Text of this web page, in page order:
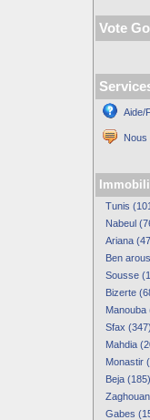
Vote
Aide/
Nous
Tunis
Nabeul
Ariana
Ben
Sousse
Bizerte
Manouba
Sfax (347)
Mahdia
Monastir
Beja (185)
Gabes